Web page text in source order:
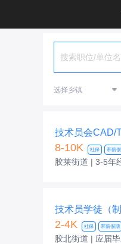
技术员会CAD/
8-10K 社保 带薪
胶莱街道 | 3-5年
技术员学徒（制
2-4K 社保 带薪假期
胶北街道 | 应届